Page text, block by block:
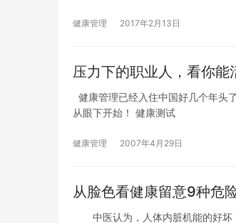
健康管理 2017年2月13日
压力下的职业人，看你能
健康管理已经入住中国好几个年头
从眼下开始！ 健康测试
健康管理 2007年4月29日
从脸色看健康留意9种危
中医认为，人体内脏机能的好坏